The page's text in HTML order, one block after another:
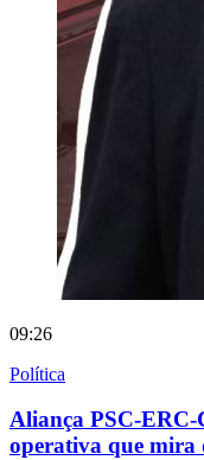
09:26
Política
Aliança PSC-ERC-
operativa que mira